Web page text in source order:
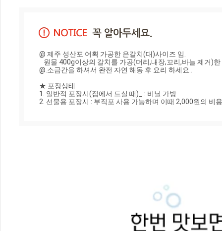
@ 제주 성산포 어획 가공한 은갈치(대)사이즈 임.
@.소금간을 하셔서 완전 자연 해동 후 요리 하세요..
★.포장상태
1. 일반적 포장시(집에서 드실 때)_ : 비닐 가방
2. 선물용 포장시 : 부직포 사용 가능하며 이때 2,000원의 비